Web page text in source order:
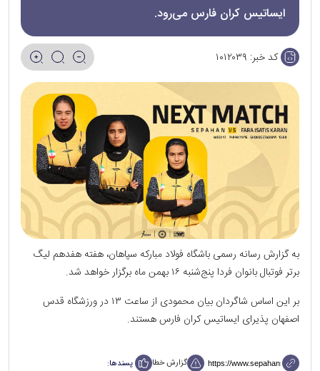
ایساتیس کران فارس می‌رود.
کد خبر: ۱۰۱۲۰۳۹
به گزارش رسانه رسمی باشگاه فولاد مبارکه سپاهان، هفته هفدهم لیگ
برتر فوتبال بانوان فردا پنج‌شنبه ۱۶ بهمن ماه برگزار خواهد شد.
بر این اساس شاگردان بیان محمودی از ساعت ۱۳ در ورزشگاه قدس
اصفهان پذیرای ایساتیس کران فارس هستند.
گزارش خطا پسندها: